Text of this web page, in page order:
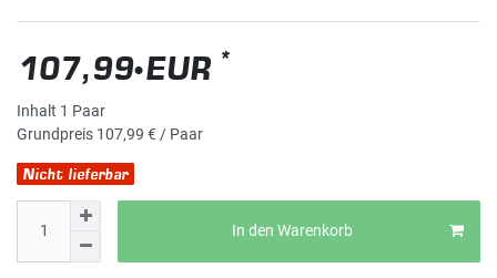
107,99 EUR *
Inhalt 1 Paar
Grundpreis 107,99 € / Paar
Nicht lieferbar
In den Warenkorb